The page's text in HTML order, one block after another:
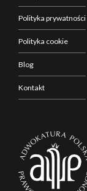
Polityka prywatności
Polityka cookie
Blog
Kontakt